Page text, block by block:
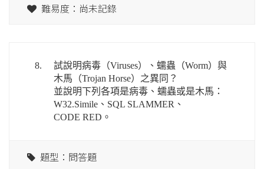
難易度：尚未記錄
8.
試說明病毒（Viruses）、蠕蟲（Worm）與
木馬（Trojan Horse）之異同？
並說明下列各項是病毒、蠕蟲或是木馬：
W32.Simile、SQL SLAMMER、
CODE RED。
題型：問答題